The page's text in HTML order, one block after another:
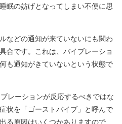
眠の妨げとなってしまい不便に思
などの通知が来ていないにも関わ
合です。これは、バイブレーショ
も通知がきていないという状態で
レーションが反応するべきではな
状を「ゴーストバイブ」と呼んで
る原因はいくつかありますので、